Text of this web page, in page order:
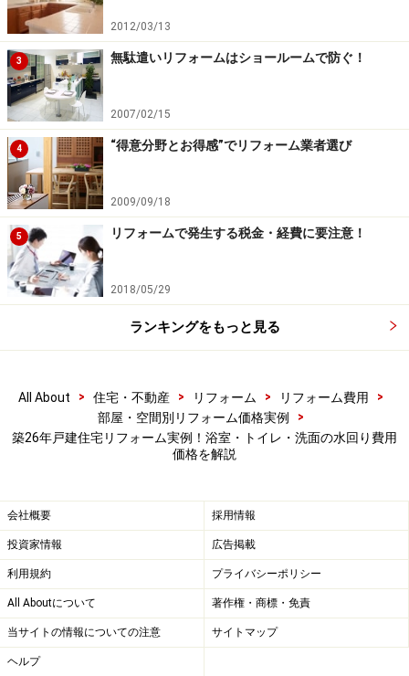
洗面脱衣室リフォーム費用は14万5320円・
浴室と同時工事でお得に
浴室の出入り口となる洗面脱衣室を一緒にリフォームするこ
とで、工事の無駄・ムラが減少し、個別に工事をしたときよ
りも10％程度安くすることができました。
在来浴室をユニットバスに入れ替える場合、浴室の入口
部がユニットバス用の折れ戸や引き戸になります。その
そこでTさんは浴室の工事に合わせて、一緒に脱衣洗面
室もリフォームすることにしました。浴室の解体やユニ
もらうことで、部材や職人の無駄やムラが減るので、工
事費用も個別にリフォームするより10％程度安くなるこ
とがわかりました。予算が圧縮できた分、シンプルでお
しゃれな化粧台を採用し、また壁や床などには水回りの
湿気や結露に強い仕上げ材を使用することができまし
た。
2012/03/13
3 無駄遣いリフォームはショールームで防ぐ！
2007/02/15
4 “得意分野とお得感”でリフォーム業者選び
2009/09/18
5 リフォームで発生する税金・経費に要注意！
2018/05/29
ランキングをもっと見る
All About > 住宅・不動産 > リフォーム > リフォーム費用
>
部屋・空間別リフォーム価格実例
>
築26年戸建住宅リフォーム実例！浴室・トイレ・洗面の水回り費用
価格を解説
会社概要 採用情報
投資家情報 広告掲載
利用規約 プライバシーポリシー
All Aboutについて 著作権・商標・免責
当サイトの情報についての注意 サイトマップ
ヘルプ